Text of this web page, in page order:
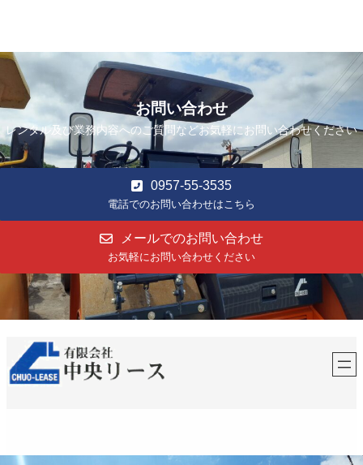
お問い合わせ
レンタル及び業務内容へのご質問などお気軽にお問い合わせください
0957-55-3535
電話でのお問い合わせはこちら
メールでのお問い合わせ
お気軽にお問い合わせください